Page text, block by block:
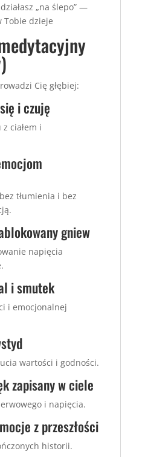
„na ślepo” —
Tobie dzieje
Cię głębiej:
i czuję
ciałem i
tłumienia i bez
gniew
napięcia
i smutek
i emocjonalnej
wartości i godności.
zapisany w ciele
i napięcia.
z przeszłości
historii.